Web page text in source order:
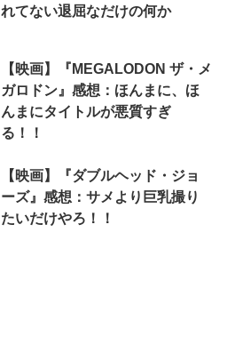
れてない退屈なだけの何か
【映画】『MEGALODON ザ・メ
ガロドン』感想：ほんまに、ほ
んまにタイトルが悪質すぎ
る！！
【映画】『ダブルヘッド・ジョ
ーズ』感想：サメより巨乳撮り
たいだけやろ！！